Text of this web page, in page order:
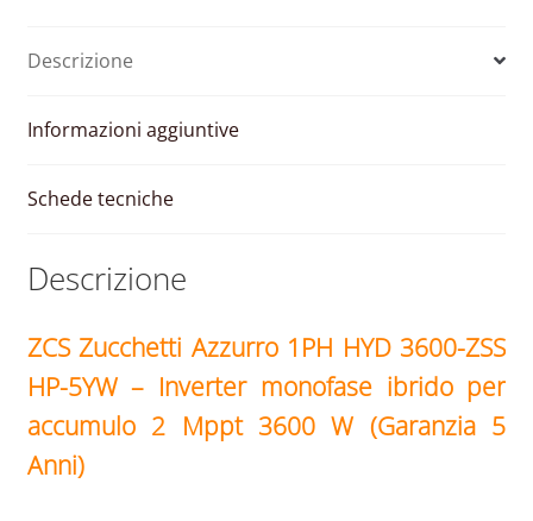
INVERTER
IBRIDO
MPPT
quantità
Descrizione
Informazioni aggiuntive
Schede tecniche
Descrizione
ZCS Zucchetti Azzurro 1PH HYD 3600-ZSS
HP-5YW – Inverter monofase ibrido per
accumulo 2 Mppt 3600 W (Garanzia 5
Anni)